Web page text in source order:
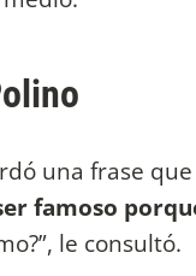
una frase
famoso
le consultó.